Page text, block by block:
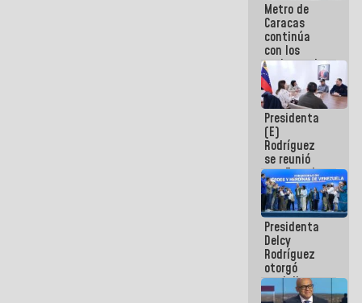
Metro de
Caracas
continúa
con los
trabajos de
mantenimiento
e inspección
en la Línea 2
Presidenta
(E)
Rodríguez
se reunió
con Estado
Mayor
Eléctrico
para
abordar
planes de
acción
Presidenta
Delcy
Rodríguez
otorgó
medalla
"Héroe de